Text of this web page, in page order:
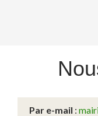
Par e-mail :